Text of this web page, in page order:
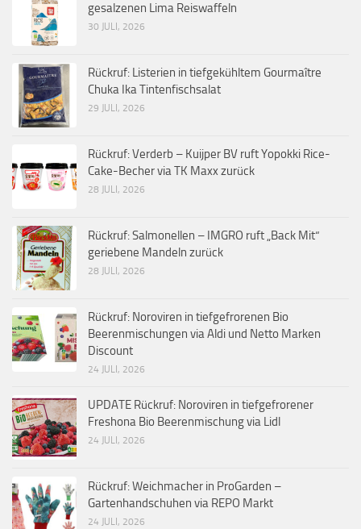
gesalzenen Lima Reiswaffeln
30 JULI, 2026
Rückruf: Listerien in tiefgekühltem Gourmaître
Chuka Ika Tintenfischsalat
29 JULI, 2026
Rückruf: Verderb – Kuijper BV ruft Yopokki Rice-
Cake-Becher via TK Maxx zurück
28 JULI, 2026
Rückruf: Salmonellen – IMGRO ruft „Back Mit“
geriebene Mandeln zurück
28 JULI, 2026
Rückruf: Noroviren in tiefgefrorenen Bio
Beerenmischungen via Aldi und Netto Marken
Discount
24 JULI, 2026
UPDATE Rückruf: Noroviren in tiefgefrorener
Freshona Bio Beerenmischung via Lidl
24 JULI, 2026
Rückruf: Weichmacher in ProGarden –
Gartenhandschuhen via REPO Markt
24 JULI, 2026